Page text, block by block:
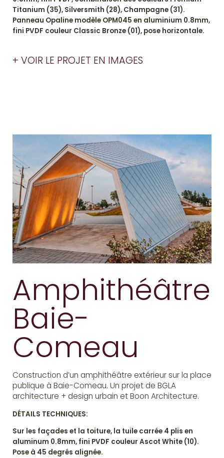
Titanium (35), Silversmith (28), Champagne (31).
Panneau Opaline modèle OPM045 en aluminium 0.8mm,
fini PVDF couleur Classic Bronze (01), pose horizontale.
+ VOIR LE PROJET EN IMAGES
Amphithéâtre
Baie-
Comeau
Construction d’un amphithéâtre extérieur sur la place
publique à Baie-Comeau. Un projet de BGLA
architecture + design urbain et Boon Architecture.
DÉTAILS TECHNIQUES:
Sur les façades et la toiture, la tuile carrée 4 plis en
aluminum 0.8mm, fini PVDF couleur Ascot White (10).
Pose à 45 degrés alignée.